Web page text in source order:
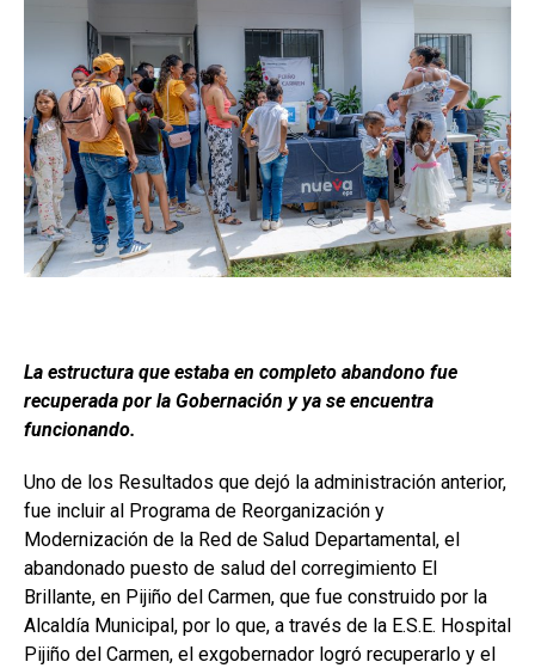
La estructura que estaba en completo abandono fue
recuperada por la Gobernación y ya se encuentra
funcionando.
Uno de los Resultados que dejó la administración anterior,
fue incluir al Programa de Reorganización y
Modernización de la Red de Salud Departamental, el
abandonado puesto de salud del corregimiento El
Brillante, en Pijiño del Carmen, que fue construido por la
Alcaldía Municipal, por lo que, a través de la E.S.E. Hospital
Pijiño del Carmen, el exgobernador logró recuperarlo y el